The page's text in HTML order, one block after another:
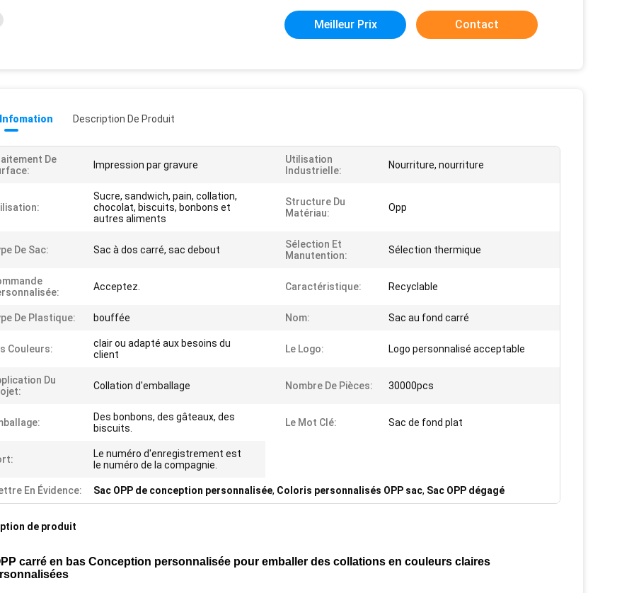
Meilleur Prix Contact
Description De Produit
De
Impression par gravure
Utilisation
Industrielle:
Nourriture, nourriture
Sucre, sandwich, pain, collation,
chocolat, biscuits, bonbons et
autres aliments
Structure Du
Matériau:
Opp
De Sac: Sac à dos carré, sac debout
Sélection Et
Manutention:
Sélection thermique
Acceptez. Caractéristique: Recyclable
De Plastique: bouffée Nom: Sac au fond carré
Couleurs:
clair ou adapté aux besoins du
client
Le Logo: Logo personnalisé acceptable
Du
Collation d'emballage Nombre De Pièces: 30000pcs
Des bonbons, des gâteaux, des
biscuits.
Le Mot Clé: Sac de fond plat
Le numéro d'enregistrement est
le numéro de la compagnie.
En Évidence: Sac OPP de conception personnalisée, Coloris personnalisés OPP sac, Sac OPP dégagé
de produit
carré en bas Conception personnalisée pour emballer des collations en couleurs claires